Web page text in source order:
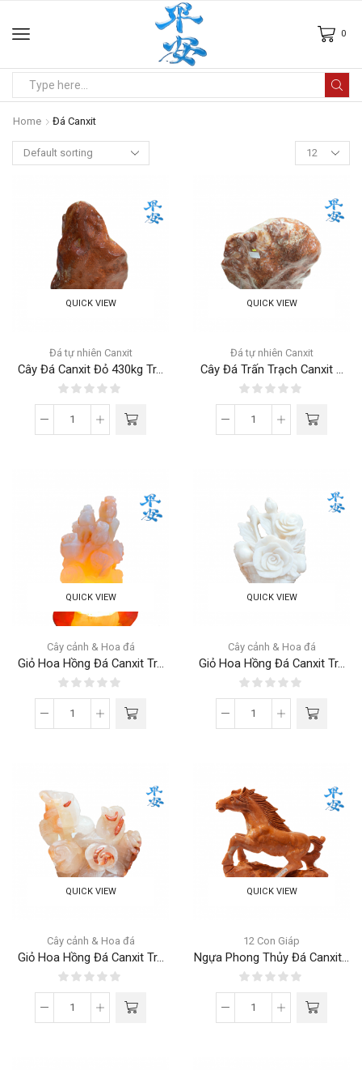
0
Home Đá Canxit
QUICK VIEW
Đá tự nhiên Canxit
Cây Đá Canxit Đỏ 430kg Tr...
QUICK VIEW
Đá tự nhiên Canxit
Cây Đá Trấn Trạch Canxit ...
QUICK VIEW
Cây cảnh & Hoa đá
Giỏ Hoa Hồng Đá Canxit Tr...
QUICK VIEW
Cây cảnh & Hoa đá
Giỏ Hoa Hồng Đá Canxit Tr...
QUICK VIEW
Cây cảnh & Hoa đá
Giỏ Hoa Hồng Đá Canxit Tr...
QUICK VIEW
12 Con Giáp
Ngựa Phong Thủy Đá Canxit...